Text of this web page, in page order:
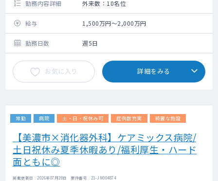
一部の院でレントゲン・エコー
◇ 電子カルテ：クリアス（Donuts社製）
《その他》
ぐに専門医に相談できる環境があります。
勤務内容詳細 外来数：10名位
給与 1,500万円～2,000万円
勤務日数 週5日
お気に入り 詳細をみる
常勤 病院 土・日・祝休み可 症例数充実 綺麗な施設
【美濃市×消化器外科】ケアミックス病院/
土日祝休み夏季休暇あり/福利厚生・ハード
面ともに◎
掲載更新日 : 2026年07月28日 案件番号 : 21-JN004874